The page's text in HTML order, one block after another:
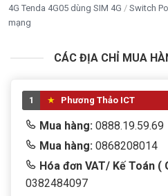
Seagate
THIẾT BỊ LƯU TRỮ
THIẾT BỊ MẠNG - WIFI
Thiết bị thông minh
Thiết bị văn phòng
tivi
4G Tenda 4G05 dùng SIM 4G
Switch
mạng
CÁC ĐỊA CHỈ MUA
1 Phương Thảo ICT
Mua hàng: 0888.19.59.69
Mua hàng: 0868208014
Hóa đơn VAT/ Kế Toán (
0382484097